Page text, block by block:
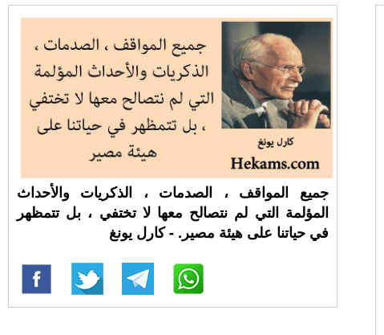
جميع المواقف ، الصدمات ، الذكريات والأحداث
المؤلمة التي لم نتصالح معها لا تختفي ، بل تتمظهر
في حياتنا على هيئة مصير. - كارل يونغ